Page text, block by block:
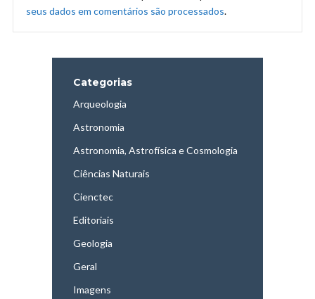
seus dados em comentários são processados.
Categorias
Arqueologia
Astronomia
Astronomia, Astrofísica e Cosmologia
Ciências Naturais
Cienctec
Editoriais
Geologia
Geral
Imagens